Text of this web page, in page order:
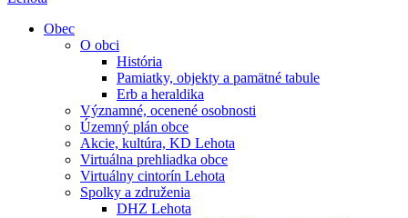
Obec
O obci
História
Pamiatky, objekty a pamätné tabule
Erb a heraldika
Významné, ocenené osobnosti
Územný plán obce
Akcie, kultúra, KD Lehota
Virtuálna prehliadka obce
Virtuálny cintorín Lehota
Spolky a združenia
DHZ Lehota